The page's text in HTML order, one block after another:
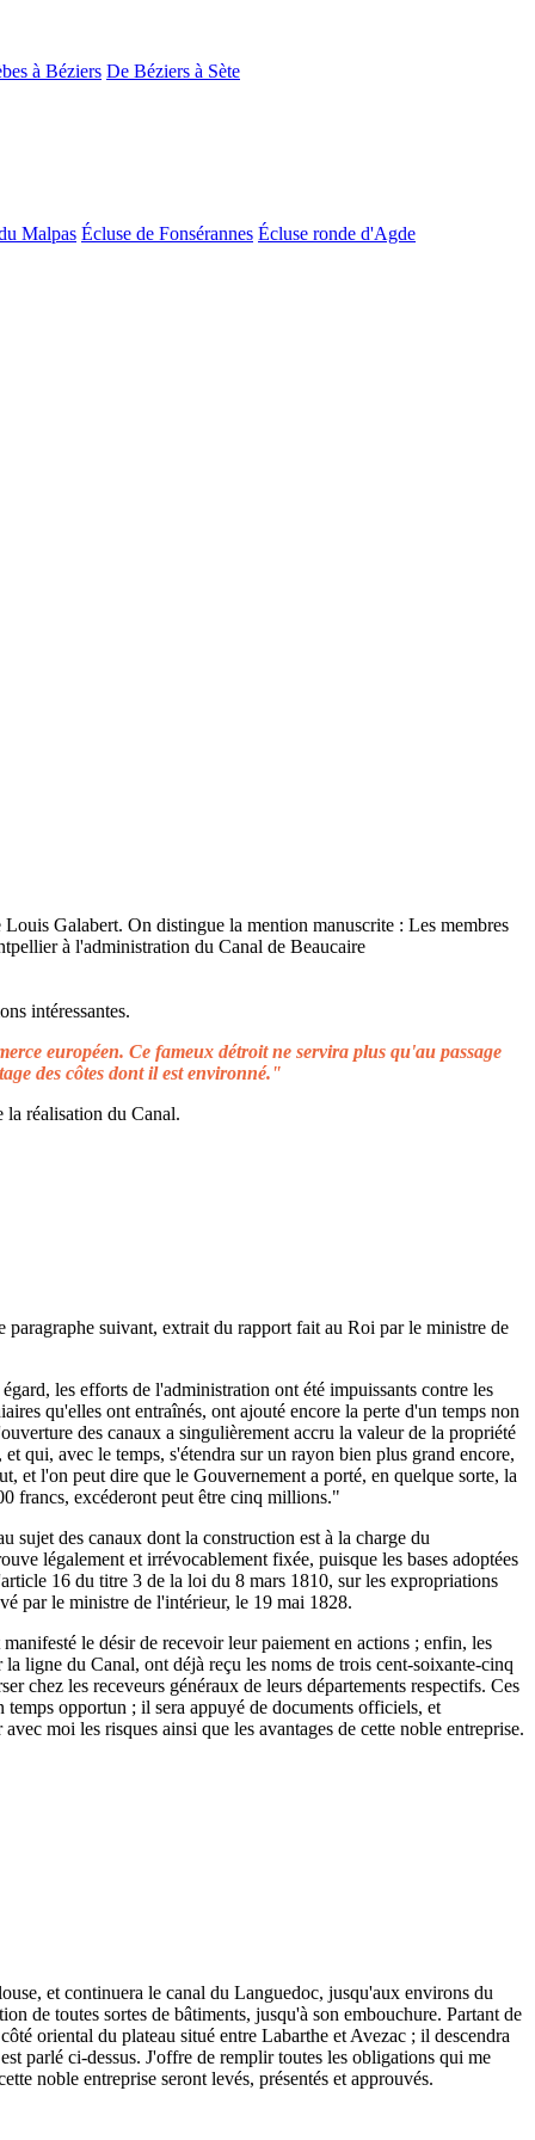
à Béziers De Béziers à Sète
Malpas Écluse de Fonsérannes Écluse ronde d'Agde
intéressantes.
européen. Ce fameux détroit ne servira plus qu'au passage
des côtes dont il est environné."
réalisation du Canal.
suivant, extrait du rapport fait au Roi par le ministre de
les efforts de l'administration ont été impuissants contre les
qu'elles ont entraînés, ont ajouté encore la perte d'un temps non
des canaux a singulièrement accru la valeur de la propriété
qui, avec le temps, s'étendra sur un rayon bien plus grand encore,
et l'on peut dire que le Gouvernement a porté, en quelque sorte, la
francs, excéderont peut être cinq millions."
sujet des canaux dont la construction est à la charge du
légalement et irrévocablement fixée, puisque les bases adoptées
16 du titre 3 de la loi du 8 mars 1810, sur les expropriations
par le ministre de l'intérieur, le 19 mai 1828.
le désir de recevoir leur paiement en actions ; enfin, les
ligne du Canal, ont déjà reçu les noms de trois cent-soixante-cinq
chez les receveurs généraux de leurs départements respectifs. Ces
temps opportun ; il sera appuyé de documents officiels, et
moi les risques ainsi que les avantages de cette noble entreprise.
et continuera le canal du Languedoc, jusqu'aux environs du
de toutes sortes de bâtiments, jusqu'à son embouchure. Partant de
oriental du plateau situé entre Labarthe et Avezac ; il descendra
parlé ci-dessus. J'offre de remplir toutes les obligations qui me
noble entreprise seront levés, présentés et approuvés.